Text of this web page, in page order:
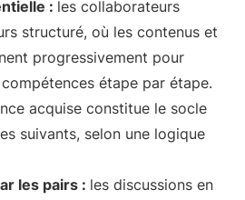
: les collaborateurs
structuré, où les contenus et
progressivement pour
étape par étape.
acquise constitue le socle
suivants, selon une logique
les pairs : les discussions en